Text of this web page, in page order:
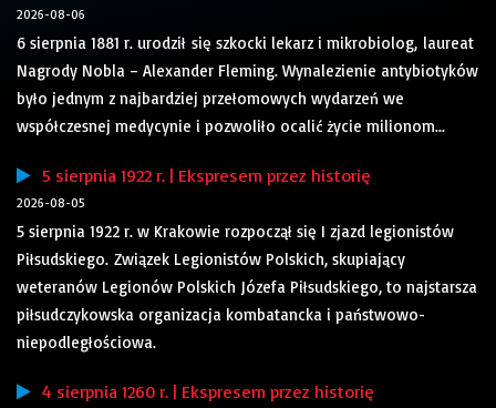
2026-08-06
6 sierpnia 1881 r. urodził się szkocki lekarz i mikrobiolog, laureat
Nagrody Nobla – Alexander Fleming. Wynalezienie antybiotyków
było jednym z najbardziej przełomowych wydarzeń we
współczesnej medycynie i pozwoliło ocalić życie milionom...
5 sierpnia 1922 r. | Ekspresem przez historię
2026-08-05
5 sierpnia 1922 r. w Krakowie rozpoczął się I zjazd legionistów
Piłsudskiego. Związek Legionistów Polskich, skupiający
weteranów Legionów Polskich Józefa Piłsudskiego, to najstarsza
piłsudczykowska organizacja kombatancka i państwowo-
niepodległościowa.
4 sierpnia 1260 r. | Ekspresem przez historię